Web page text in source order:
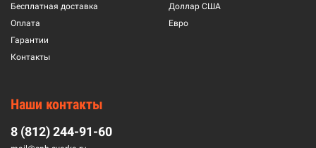
Бесплатная доставка
Оплата
Гарантии
Контакты
Доллар США
Евро
Наши контакты
8 (812) 244-91-60